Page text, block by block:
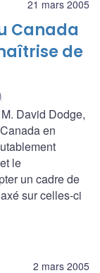
21 mars 2005
Canada
de
David Dodge,
en
le
un cadre de
sur celles-ci
2 mars 2005